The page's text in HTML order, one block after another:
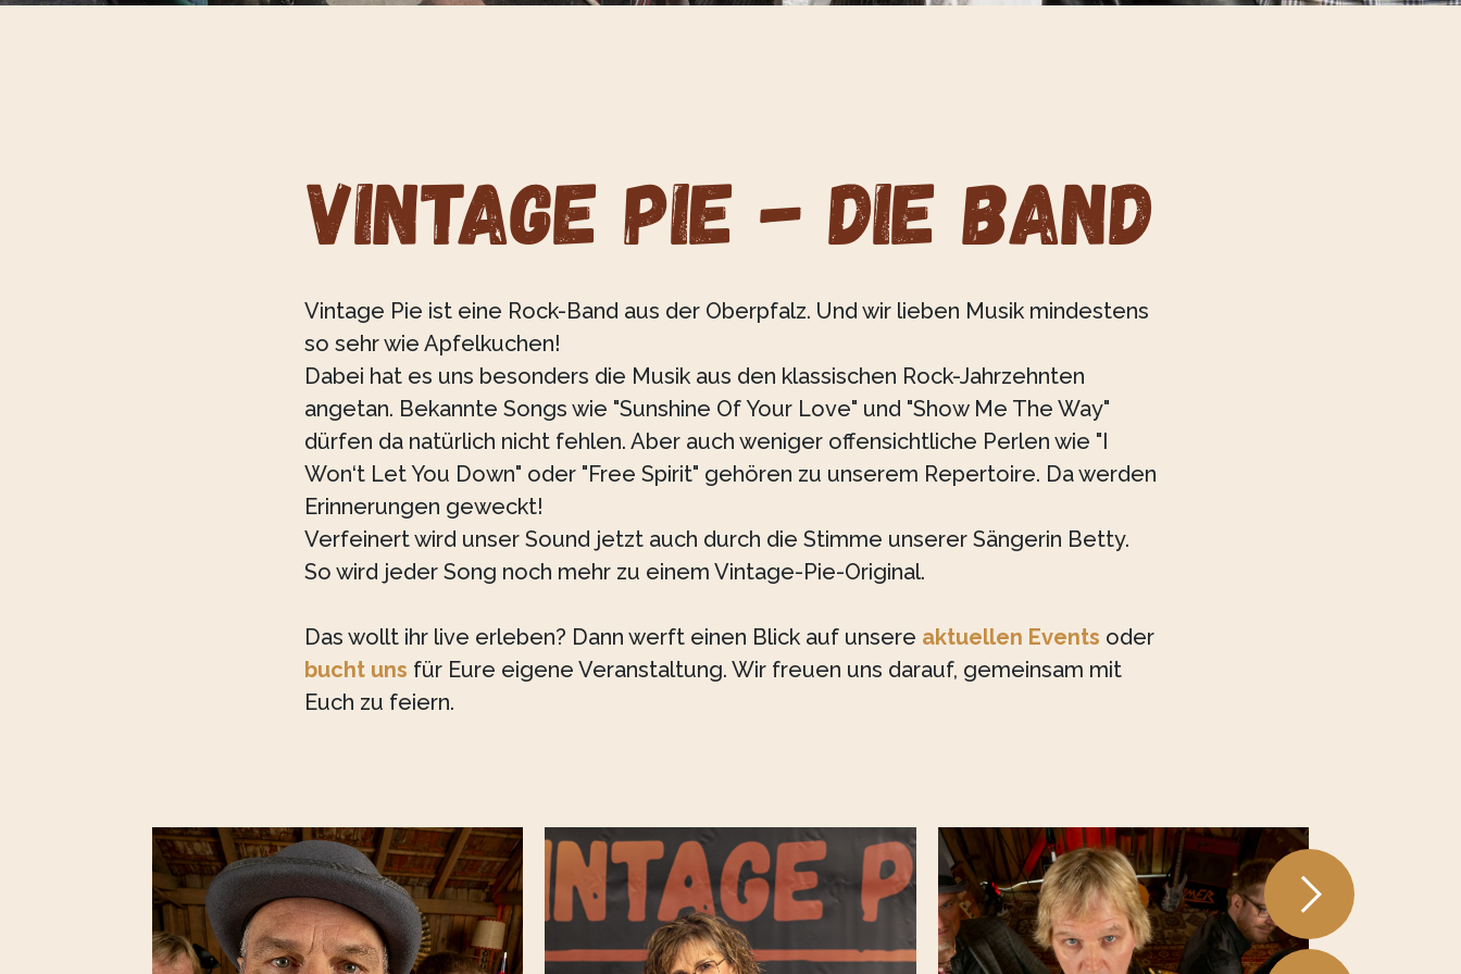
Vintage Pie - Die Band
Vintage Pie ist eine Rock-Band aus der Oberpfalz. Und wir lieben Musik mindestens
so sehr wie Apfelkuchen!
Dabei hat es uns besonders die Musik aus den klassischen Rock-Jahrzehnten
angetan. Bekannte Songs wie "Sunshine Of Your Love" und "Show Me The Way"
dürfen da natürlich nicht fehlen. Aber auch weniger offensichtliche Perlen wie "I
Won‘t Let You Down" oder "Free Spirit" gehören zu unserem Repertoire. Da werden
Erinnerungen geweckt!
Verfeinert wird unser Sound jetzt auch durch die Stimme unserer Sängerin Betty.
So wird jeder Song noch mehr zu einem Vintage-Pie-Original.
Das wollt ihr live erleben? Dann werft einen Blick auf unsere aktuellen Events oder
bucht uns für Eure eigene Veranstaltung. Wir freuen uns darauf, gemeinsam mit
Euch zu feiern.